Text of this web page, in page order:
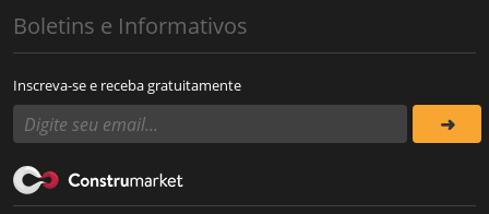
Boletins e Informativos
Inscreva-se e receba gratuitamente